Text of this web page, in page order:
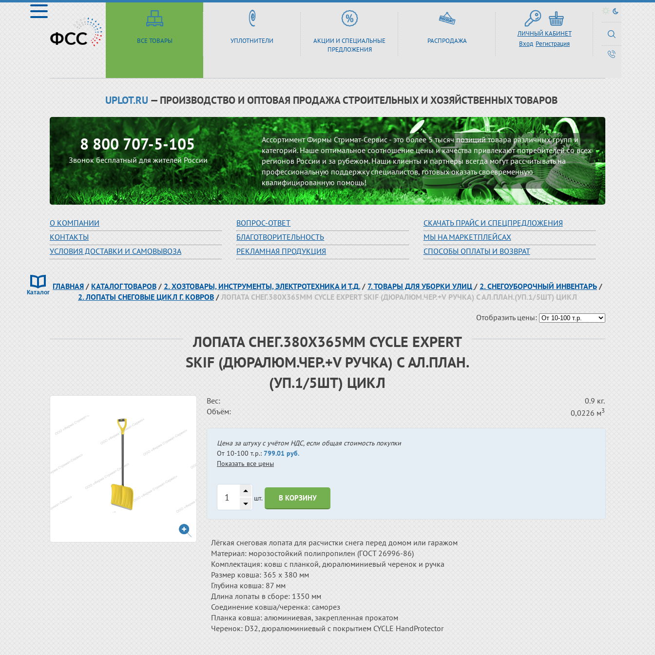
ВСЕ ТОВАРЫ УПЛОТНИТЕЛИ
АКЦИИ И СПЕЦИАЛЬНЫЕ
ПРЕДЛОЖЕНИЯ
РАСПРОДАЖА
ЛИЧНЫЙ КАБИНЕТ
Вход Регистрация
UPLOT.RU — ПРОИЗВОДСТВО И ОПТОВАЯ ПРОДАЖА СТРОИТЕЛЬНЫХ И ХОЗЯЙСТВЕННЫХ ТОВАРОВ
8 800 707-5-105
Звонок бесплатный для жителей России
Ассортимент Фирмы Стримат-Сервис - это более 5 тысяч позиций товара различных групп и
категорий. Наше оптимальное соотношение цены и качества привлекают потребителей со всех
регионов России и за рубежом. Наши клиенты и партнеры всегда могут рассчитывать на
профессиональную поддержку специалистов, готовых оказать своевременную
квалифицированную помощь!
О КОМПАНИИ
КОНТАКТЫ
УСЛОВИЯ ДОСТАВКИ И САМОВЫВОЗА
ВОПРОС-ОТВЕТ
БЛАГОТВОРИТЕЛЬНОСТЬ
РЕКЛАМНАЯ ПРОДУКЦИЯ
СКАЧАТЬ ПРАЙС И СПЕЦПРЕДЛОЖЕНИЯ
МЫ НА МАРКЕТПЛЕЙСАХ
СПОСОБЫ ОПЛАТЫ И ВОЗВРАТ
ГЛАВНАЯ / КАТАЛОГ ТОВАРОВ / 2. ХОЗТОВАРЫ, ИНСТРУМЕНТЫ, ЭЛЕКТРОТЕХНИКА И Т.Д./ 7. ТОВАРЫ ДЛЯ УБОРКИ УЛИЦ / 2. СНЕГОУБОРОЧНЫЙ ИНВЕНТАРЬ /
2. ЛОПАТЫ СНЕГОВЫЕ ЦИКЛ Г. КОВРОВ / ЛОПАТА СНЕГ.380Х365ММ CYCLE EXPERT SKIF (ДЮРАЛЮМ.ЧЕР.+V РУЧКА) С АЛ.ПЛАН.(УП.1/5ШТ) ЦИКЛ
Отобразить цены:
ЛОПАТА СНЕГ.380Х365ММ CYCLE EXPERT
SKIF (ДЮРАЛЮМ.ЧЕР.+V РУЧКА) С АЛ.ПЛАН.
(УП.1/5ШТ) ЦИКЛ
Вес:
0.9 кг.
Объём:
0,0226 м3
Цена за штуку с учётом НДС, если общая стоимость покупки
От 10-100 т.р.: 799.01 руб.
Показать все цены
шт. В КОРЗИНУ
Лёгкая снеговая лопата для расчистки снега перед домом или гаражом
Материал: морозостойкий полипропилен (ГОСТ 26996-86)
Комплектация: ковш с планкой, дюралюминиевый черенок и ручка
Размер ковша: 365 х 380 мм
Глубина ковша: 87 мм
Длина лопаты в сборе: 1350 мм
Соединение ковша/черенка: саморез
Планка ковша: алюминиевая, закрепленная прокатом
Черенок: D32, дюралюминиевый с покрытием CYCLE HandProtector